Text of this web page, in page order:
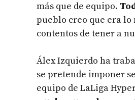
más que de equipo.
pueblo creo que era lo
contentos de tener a
Álex Izquierdo ha
se pretende imponer
equipo de LaLiga